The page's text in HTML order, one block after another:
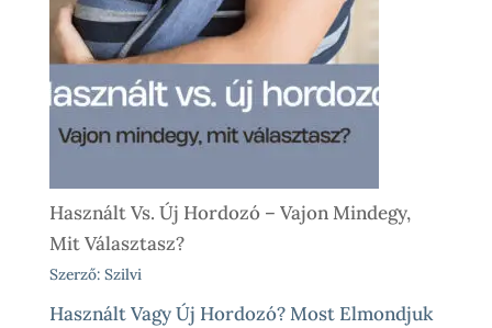
Használt Vs. Új Hordozó – Vajon Mindegy,
Mit Választasz?
Szerző: Szilvi
Használt Vagy Új Hordozó? Most Elmondjuk